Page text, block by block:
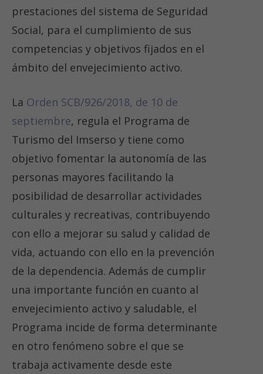
prestaciones del sistema de Seguridad
Social, para el cumplimiento de sus
competencias y objetivos fijados en el
ámbito del envejecimiento activo.
La Orden SCB/926/2018, de 10 de
septiembre, regula el Programa de
Turismo del Imserso y tiene como
objetivo fomentar la autonomía de las
personas mayores facilitando la
posibilidad de desarrollar actividades
culturales y recreativas, contribuyendo
con ello a mejorar su salud y calidad de
vida, actuando con ello en la prevención
de la dependencia. Además de cumplir
una importante función en cuanto al
envejecimiento activo y saludable, el
Programa incide de forma determinante
en otro fenómeno sobre el que se
trabaja activamente desde este